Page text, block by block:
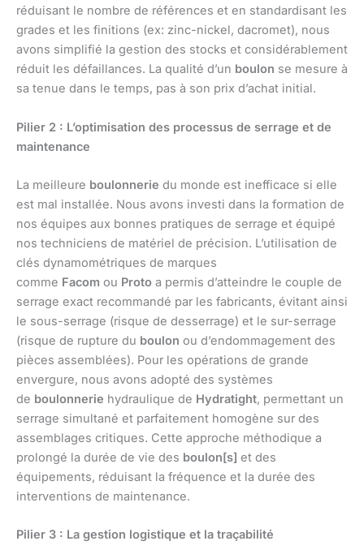
réduisant le nombre de références et en standardisant les
grades et les finitions (ex: zinc-nickel, dacromet), nous
avons simplifié la gestion des stocks et considérablement
réduit les défaillances. La qualité d’un boulon se mesure à
sa tenue dans le temps, pas à son prix d’achat initial.
Pilier 2 : L’optimisation des processus de serrage et de
maintenance
La meilleure boulonnerie du monde est inefficace si elle
est mal installée. Nous avons investi dans la formation de
nos équipes aux bonnes pratiques de serrage et équipé
nos techniciens de matériel de précision. L’utilisation de
clés dynamométriques de marques
comme Facom ou Proto a permis d’atteindre le couple de
serrage exact recommandé par les fabricants, évitant ainsi
le sous-serrage (risque de desserrage) et le sur-serrage
(risque de rupture du boulon ou d’endommagement des
pièces assemblées). Pour les opérations de grande
envergure, nous avons adopté des systèmes
de boulonnerie hydraulique de Hydratight, permettant un
serrage simultané et parfaitement homogène sur des
assemblages critiques. Cette approche méthodique a
prolongé la durée de vie des boulon[s] et des
équipements, réduisant la fréquence et la durée des
interventions de maintenance.
Pilier 3 : La gestion logistique et la traçabilité